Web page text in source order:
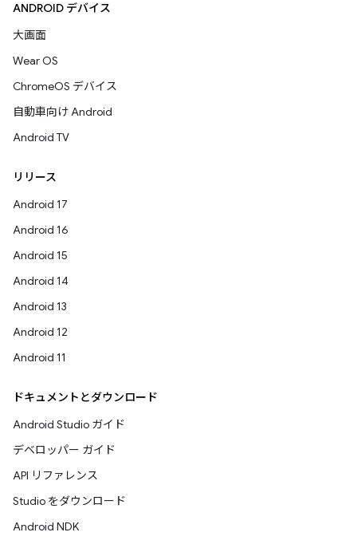
ANDROID デバイス
大画面
Wear OS
ChromeOS デバイス
自動車向け Android
Android TV
リリース
Android 17
Android 16
Android 15
Android 14
Android 13
Android 12
Android 11
ドキュメントとダウンロード
Android Studio ガイド
デベロッパー ガイド
API リファレンス
Studio をダウンロード
Android NDK